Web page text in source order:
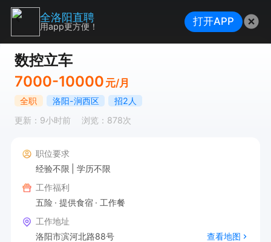
数控立车
7000-10000 元/月
全职 洛阳-涧西区
招2人
更新：9小时前
浏览：878次
职位要求
经验不限
学历不限
工作福利
五险
提供食宿
工作餐
工作地址
洛阳市滨河北路88号
查看地图
全洛阳直聘
用app更方便！ 打开APP